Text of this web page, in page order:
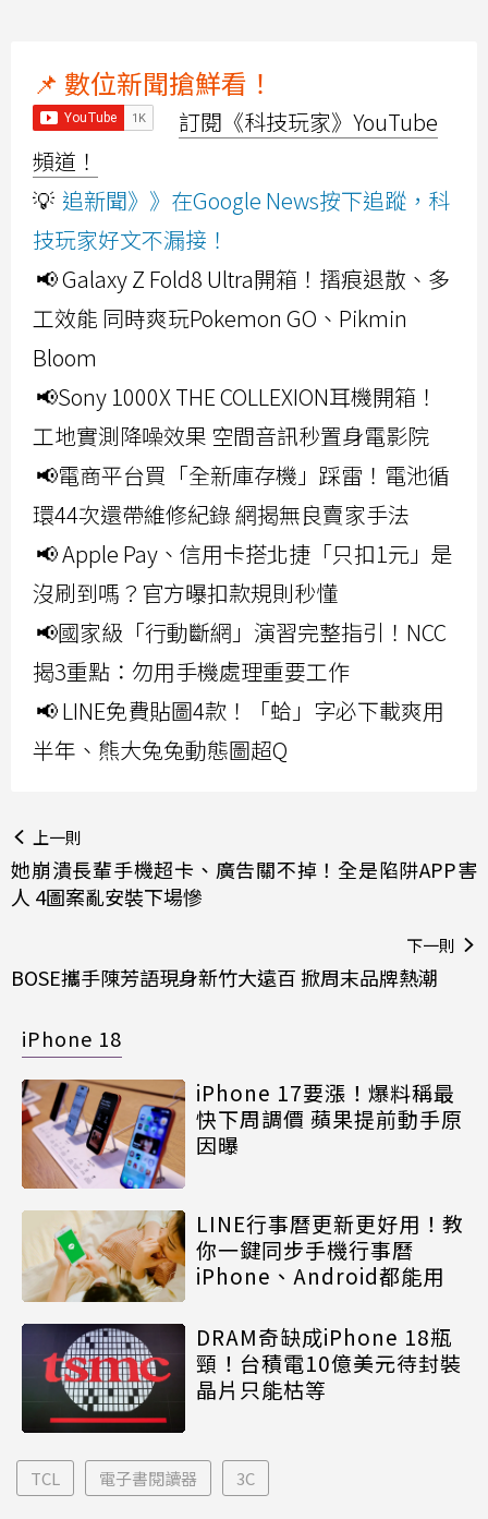
📌 數位新聞搶鮮看！
訂閱《科技玩家》YouTube
頻道！
💡 追新聞》》在Google News按下追蹤，科
技玩家好文不漏接！
📢 Galaxy Z Fold8 Ultra開箱！摺痕退散、多
工效能 同時爽玩Pokemon GO、Pikmin
Bloom
📢Sony 1000X THE COLLEXION耳機開箱！
工地實測降噪效果 空間音訊秒置身電影院
📢電商平台買「全新庫存機」踩雷！電池循
環44次還帶維修紀錄 網揭無良賣家手法
📢 Apple Pay、信用卡搭北捷「只扣1元」是
沒刷到嗎？官方曝扣款規則秒懂
📢國家級「行動斷網」演習完整指引！NCC
揭3重點：勿用手機處理重要工作
📢 LINE免費貼圖4款！「蛤」字必下載爽用
半年、熊大兔兔動態圖超Q
上一則
她崩潰長輩手機超卡、廣告關不掉！全是陷阱APP害
人 4圖案亂安裝下場慘
下一則
BOSE攜手陳芳語現身新竹大遠百 掀周末品牌熱潮
iPhone 18
iPhone 17要漲！爆料稱最
快下周調價 蘋果提前動手原
因曝
LINE行事曆更新更好用！教
你一鍵同步手機行事曆
iPhone、Android都能用
DRAM奇缺成iPhone 18瓶
頸！台積電10億美元待封裝
晶片只能枯等
TCL 電子書閱讀器 3C